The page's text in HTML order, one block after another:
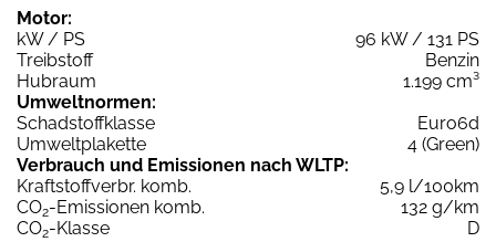
Motor:
kW / PS
96 kW / 131 PS
Treibstoff
Benzin
Hubraum
1.199 cm³
Umweltnormen:
Schadstoffklasse
Euro6d
Umweltplakette
4 (Green)
Verbrauch und Emissionen nach WLTP:
Kraftstoffverbr. komb.
5,9 l/100km
CO2-Emissionen komb.
132 g/km
CO2-Klasse
D